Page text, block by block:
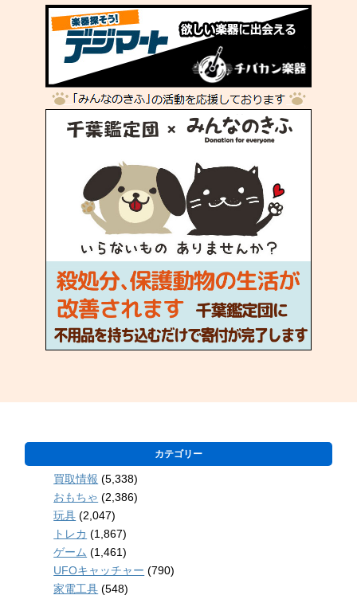
カテゴリー
買取情報 (5,338)
おもちゃ (2,386)
玩具 (2,047)
トレカ (1,867)
ゲーム (1,461)
UFOキャッチャー (790)
家電工具 (548)